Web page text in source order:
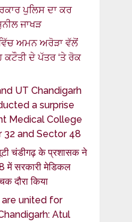
ਪੁਲਿਸ ਦਾ ਕਰ
ਜਾਖੜ
ਅਮਨ ਅਰੋੜਾ ਵੱਲੋਂ
ਦੇ ਪੱਤਰ ‘ਤੇ ਰੋਕ
UT Chandigarh
a surprise
Medical College
32 and Sector 48
चंडीगढ़ के प्रशासक ने
में सरकारी मेडिकल
दौरा किया
are united for
Atul